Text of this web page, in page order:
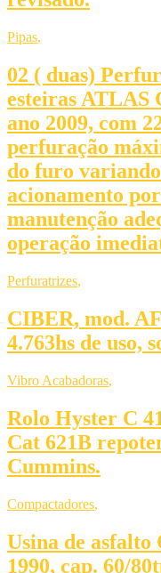
Pipas,
02 ( duas)
esteiras ATLAS
ano 2009, com
perfuração
do furo
acionamento
manutenção
operação
Perfuratrizes,
CIBER, mod.
4.763hs de uso,
Vibro Acabadoras,
Rolo Hyster C
Cat 621B
Cummins.
Compactadores,
Usina de
1990, cap. 60/